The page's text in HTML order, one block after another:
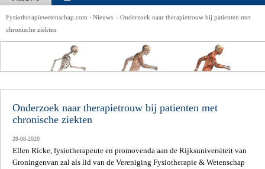
Fysiotherapiewetenschap.com - Nieuws - Onderzoek naar therapietrouw bij patienten met
chronische ziekten
Onderzoek naar therapietrouw bij patienten met
chronische ziekten
28-08-2020
Ellen Ricke, fysiotherapeute en promovenda aan de Rijksuniversiteit van
Groningenvan zal als lid van de Vereniging Fysiotherapie & Wetenschap